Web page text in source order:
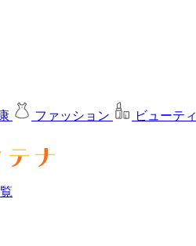
ファッション ビューティ